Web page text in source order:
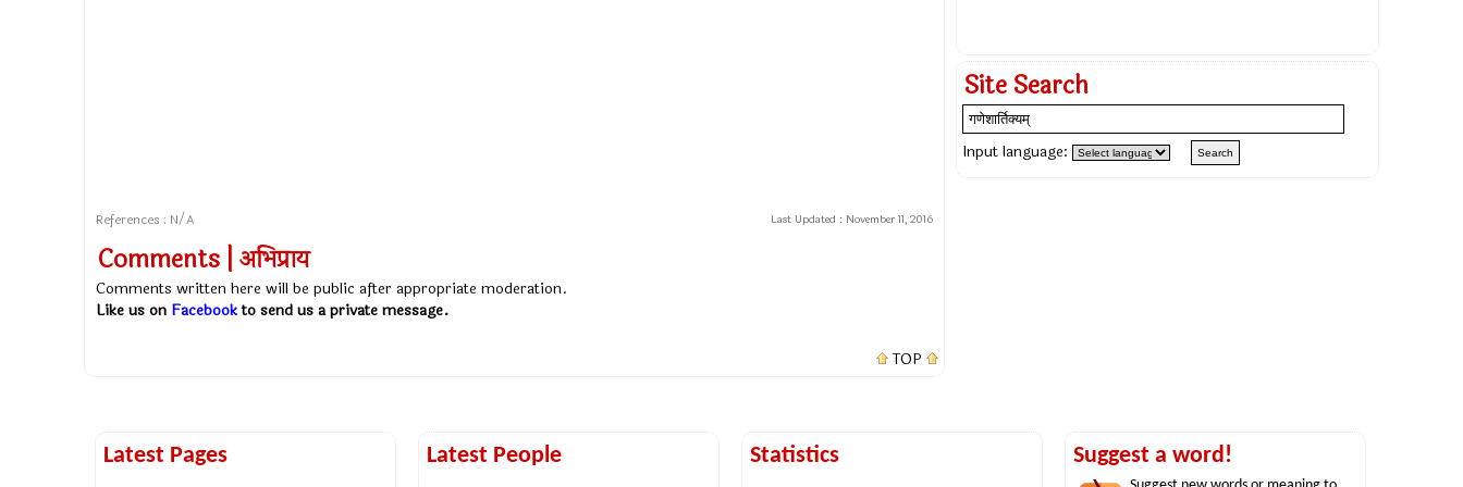
References : N/A Last Updated : November 11, 2016
Comments | अभिप्राय
Comments written here will be public after appropriate moderation.
Like us on Facebookto send us a private message.
TOP
Site Search
Input language:
Latest Pages Latest People Statistics Suggest a word!